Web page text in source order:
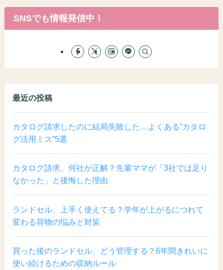
SNSでも情報発信中！
最近の投稿
カタログ請求したのに結局失敗した…よくある”カタロ
グ活用ミス”5選
カタログ請求、何社が正解？先輩ママが「3社では足り
なかった」と後悔した理由
ランドセル、上手く使えてる？学年が上がるにつれて
変わる荷物の悩みと対策
買った後のランドセル、どう管理する？6年間きれいに
使い続けるための収納ルール